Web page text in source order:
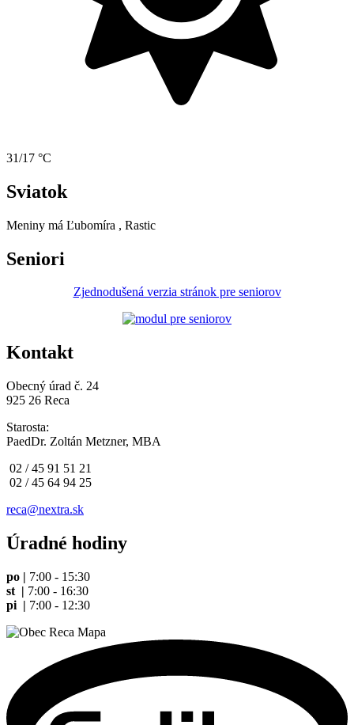
31/17 °C
Sviatok
Meniny má Ľubomíra , Rastic
Seniori
Zjednodušená verzia stránok pre seniorov
Kontakt
Obecný úrad č. 24
925 26 Reca
Starosta:
PaedDr. Zoltán Metzner, MBA
02 / 45 91 51 21
02 / 45 64 94 25
reca@nextra.sk
Úradné hodiny
po | 7:00 - 15:30
st | 7:00 - 16:30
pi | 7:00 - 12:30